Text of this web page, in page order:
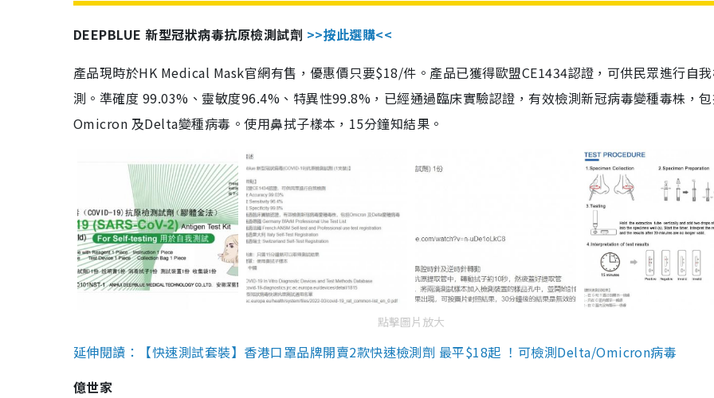
DEEPBLUE 新型冠狀病毒抗原檢測試劑 >>按此選購<<
產品現時於HK Medical Mask官網有售，優惠價只要$18/件。產品已獲得歐盟CE1434認證，可供民眾進行自
測。準確度 99.03%、靈敏度96.4%、特異性99.8%，已經通過臨床實驗認證，有效檢測新冠病毒變種毒株，
Omicron 及Delta變種病毒。使用鼻拭子樣本，15分鐘知結果。
點擊圖片放大
延伸閱讀：【快速測試套裝】香港口罩品牌開賣2款快速檢測劑 最平$18起 ！可檢測Delta/Omicron病毒
億世家